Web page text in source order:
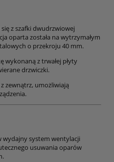
z szafki dwudrzwiowej
oparta została na wytrzymałym
o przekroju 40 mm.
wykonaną z trwałej płyty
drzwiczki.
zewnątrz, umożliwiają
wydajny system wentylacji
usuwania oparów